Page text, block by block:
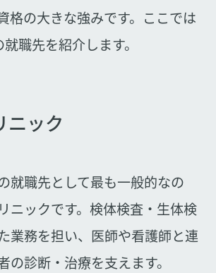
格の大きな強みです。ここでは
職先を紹介します。
ニック
就職先として最も一般的なの
ニックです。検体検査・生体検
業務を担い、医師や看護師と連
の診断・治療を支えます。